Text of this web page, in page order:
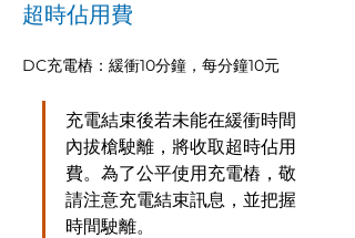
超時佔用費
DC充電樁：緩衝10分鐘，每分鐘10元
充電結束後若未能在緩衝時間
內拔槍駛離，將收取超時佔用
費。為了公平使用充電樁，敬
請注意充電結束訊息，並把握
時間駛離。